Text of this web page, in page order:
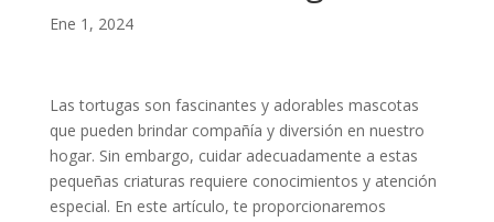
Ene 1, 2024
Las tortugas son fascinantes y adorables mascotas
que pueden brindar compañía y diversión en nuestro
hogar. Sin embargo, cuidar adecuadamente a estas
pequeñas criaturas requiere conocimientos y atención
especial. En este artículo, te proporcionaremos